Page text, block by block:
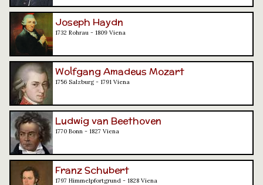
Joseph Haydn
1732 Rohrau - 1809 Viena
Wolfgang Amadeus Mozart
1756 Salzburg - 1791 Viena
Ludwig van Beethoven
1770 Bonn - 1827 Viena
Franz Schubert
1797 Himmelpfortgrund - 1828 Viena